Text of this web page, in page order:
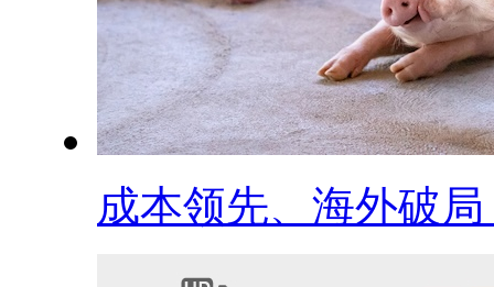
成本领先、海外破局